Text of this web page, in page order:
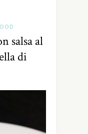
salsa al
di